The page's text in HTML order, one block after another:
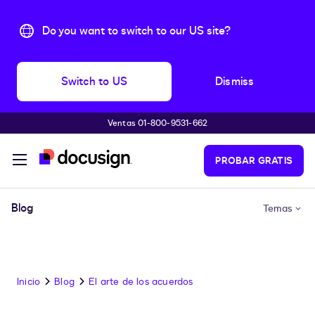
Do you want to switch to our US site?
Switch to US Dismiss
Accede al contenido principalVentas 01-800-9531-662
PROBAR GRATIS
Blog Temas
Inicio Blog El arte de los acuerdos